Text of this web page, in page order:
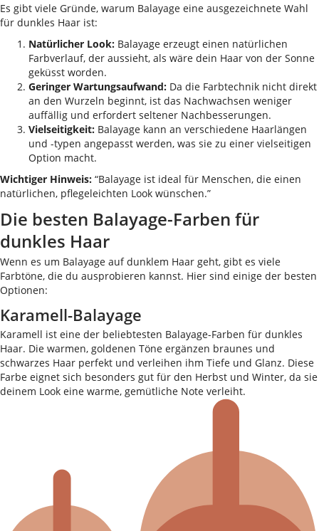
Es gibt viele Gründe, warum Balayage eine ausgezeichnete Wahl
für dunkles Haar ist:
Natürlicher Look: Balayage erzeugt einen natürlichen
Farbverlauf, der aussieht, als wäre dein Haar von der Sonne
geküsst worden.
Geringer Wartungsaufwand: Da die Farbtechnik nicht direkt
an den Wurzeln beginnt, ist das Nachwachsen weniger
auffällig und erfordert seltener Nachbesserungen.
Vielseitigkeit: Balayage kann an verschiedene Haarlängen
und -typen angepasst werden, was sie zu einer vielseitigen
Option macht.
Wichtiger Hinweis: “Balayage ist ideal für Menschen, die einen
natürlichen, pflegeleichten Look wünschen.”
Die besten Balayage-Farben für
dunkles Haar
Wenn es um Balayage auf dunklem Haar geht, gibt es viele
Farbtöne, die du ausprobieren kannst. Hier sind einige der besten
Optionen:
Karamell-Balayage
Karamell ist eine der beliebtesten Balayage-Farben für dunkles
Haar. Die warmen, goldenen Töne ergänzen braunes und
schwarzes Haar perfekt und verleihen ihm Tiefe und Glanz. Diese
Farbe eignet sich besonders gut für den Herbst und Winter, da sie
deinem Look eine warme, gemütliche Note verleiht.